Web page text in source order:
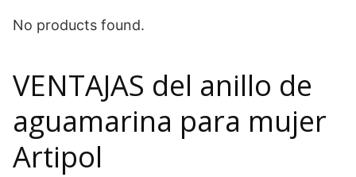
No products found.
VENTAJAS del anillo de
aguamarina para mujer
Artipol